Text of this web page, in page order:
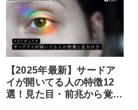
【2025年最新】サードア
イが開いてる人の特徴12
選！見た目・前兆から覚醒